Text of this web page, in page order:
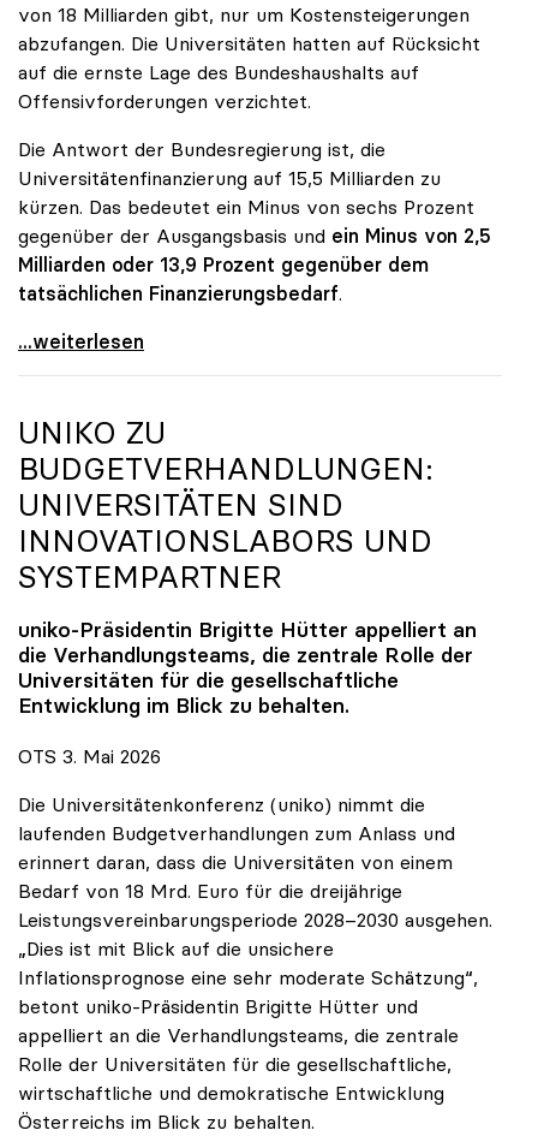
von 18 Milliarden gibt, nur um Kostensteigerungen
abzufangen. Die Universitäten hatten auf Rücksicht
auf die ernste Lage des Bundeshaushalts auf
Offensivforderungen verzichtet.
Die Antwort der Bundesregierung ist, die
Universitätenfinanzierung auf 15,5 Milliarden zu
kürzen. Das bedeutet ein Minus von sechs Prozent
gegenüber der Ausgangsbasis und ein Minus von 2,5
Milliarden oder 13,9 Prozent gegenüber dem
tatsächlichen Finanzierungsbedarf.
\"Österreich ist für die heimischen Universitäten
...weiterlesen
UNIKO ZU
BUDGETVERHANDLUNGEN:
UNIVERSITÄTEN SIND
INNOVATIONSLABORS UND
SYSTEMPARTNER
uniko-Präsidentin Brigitte Hütter appelliert an
die Verhandlungsteams, die zentrale Rolle der
Universitäten für die gesellschaftliche
Entwicklung im Blick zu behalten.
OTS 3. Mai 2026
Die Universitätenkonferenz (uniko) nimmt die
laufenden Budgetverhandlungen zum Anlass und
erinnert daran, dass die Universitäten von einem
Bedarf von 18 Mrd. Euro für die dreijährige
Leistungsvereinbarungsperiode 2028–2030 ausgehen.
„Dies ist mit Blick auf die unsichere
Inflationsprognose eine sehr moderate Schätzung“,
betont uniko-Präsidentin Brigitte Hütter und
appelliert an die Verhandlungsteams, die zentrale
Rolle der Universitäten für die gesellschaftliche,
wirtschaftliche und demokratische Entwicklung
Österreichs im Blick zu behalten.